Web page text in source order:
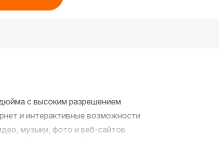
с высоким разрешением
и интерактивные возможности
музыки, фото и веб-сайтов